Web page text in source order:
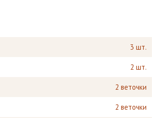
3 шт.
2 шт.
2 веточки
2 веточки